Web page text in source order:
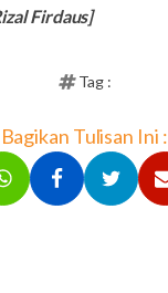
Firdaus]
Tag :
Bagikan Tulisan Ini :